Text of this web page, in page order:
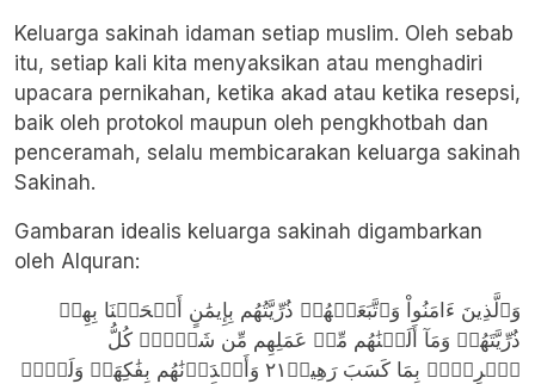
Keluarga sakinah idaman setiap muslim. Oleh sebab
itu, setiap kali kita menyaksikan atau menghadiri
upacara pernikahan, ketika akad atau ketika resepsi,
baik oleh protokol maupun oleh pengkhotbah dan
penceramah, selalu membicarakan keluarga sakinah
Sakinah.
Gambaran idealis keluarga sakinah digambarkan
oleh Alquran:
وَٱلَّذِينَ ءَامَنُواْ وَٱتَّبَعَتۡهُمۡ ذُرِّيَّتُهُم بِإِيمَٰنٍ أَلۡحَقۡنَا بِهِمۡ
ذُرِّيَّتَهُمۡ وَمَآ أَلَتۡنَٰهُم مِّنۡ عَمَلِهِم مِّن شَيۡءٖۚ كُلُّ
ٱمۡرِيِٕۢ بِمَا كَسَبَ رَهِينٞ٢١ وَأَمۡدَدۡنَٰهُم بِفَٰكِهَةٖ وَلَحۡمٖ